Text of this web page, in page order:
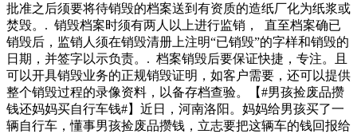
批准之后须要将待销毁的档案送到有资质的造纸厂化为纸浆或
焚毁。. 销毁档案时须有两人以上进行监销， 直至档案确已
销毁后，监销人须在销毁清册上注明“已销毁”的字样和销毁的
日期，并签字以示负责。. 档案销毁后要保证快捷，专注。且
可以开具销毁业务的正规销毁证明，如客户需要，还可以提供
整个销毁过程的录像资料，以备存档查验。【#男孩捡废品攒
钱还妈妈买自行车钱#】近日，河南洛阳。妈妈给男孩买了一
辆自行车，懂事男孩捡废品攒钱，立志要把这辆车的钱回报给